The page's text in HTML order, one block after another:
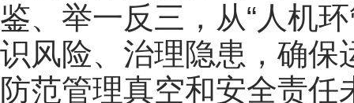
鉴、举一反三， 从“人机
识风险、治理隐患， 确保
防范管理真空和安全责任